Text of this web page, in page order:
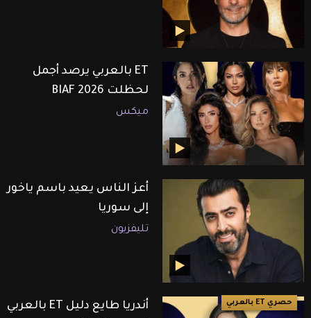
ET بالعربي يرصد أجمل
لحظلت BIAF 2026
ميكس
أعز الناس يعيد باسم ياخور
إلى سوريا
تليفزيون
حصري ET بالعربي
أندريا طايع دليل ET بالعربي